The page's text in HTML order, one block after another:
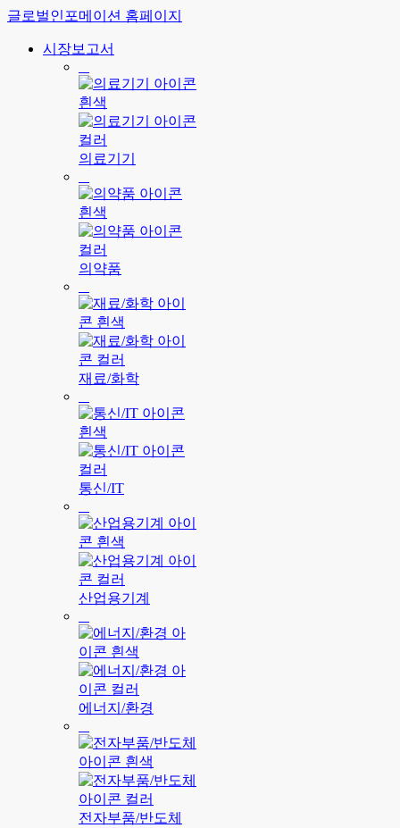
글로벌인포메이션 홈페이지
시장보고서
의료기기
의약품
재료/화학
통신/IT
산업용기계
에너지/환경
전자부품/반도체